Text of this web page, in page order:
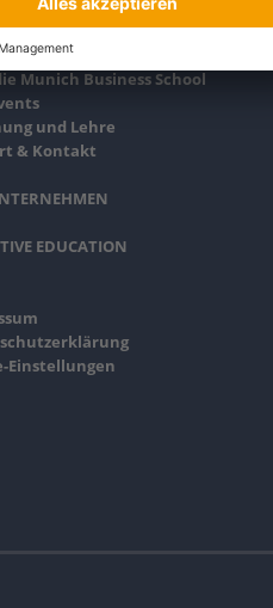
Munich Business School
und Lehre
& Kontakt
EDUCATION
Einstellungen